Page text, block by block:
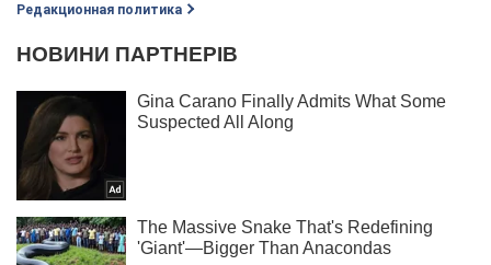
Редакционная политика